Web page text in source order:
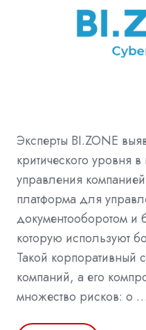
Эксперты BI.ZONE
критического уровня
управления
платформа для
документооборотом и
которую используют
Такой корпоративный
компаний, а его
множество рисков: о …